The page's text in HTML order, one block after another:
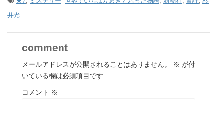
井光
comment
メールアドレスが公開されることはありません。 ※ が付
いている欄は必須項目です
コメント ※